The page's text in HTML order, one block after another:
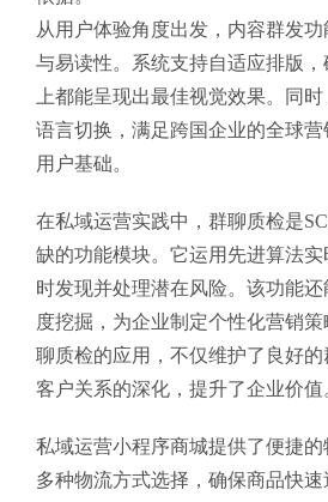
从用户体验角度出发，内容群发
与易读性。系统支持自适应排版
上都能呈现出最佳视觉效果。同
语言切换，满足跨国企业的全球
用户基础。
在私域运营实践中，群聊质检是
缺的功能模块。它运用先进算法
时发现并处理潜在风险。该功能
度挖掘，为企业制定个性化营销
聊质检的应用，不仅维护了良好
客户关系的深化，提升了企业价值
私域运营小程序商城提供了便捷
多种物流方式选择，确保商品快速